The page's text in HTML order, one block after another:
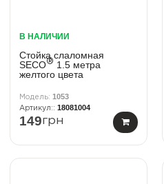
В НАЛИЧИИ
Стойка слаломная
SECO® 1.5 метра
желтого цвета
1053
18081004
149грн